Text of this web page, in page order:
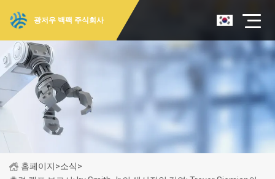
광저우 백팩 주식회사
홈페이지>소식>